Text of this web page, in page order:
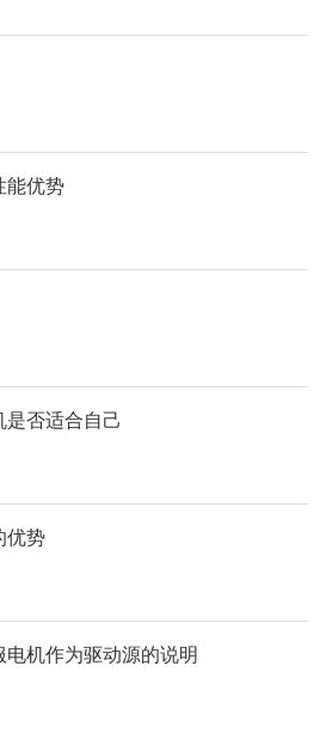
能优势
否适合自己
优势
机作为驱动源的说明